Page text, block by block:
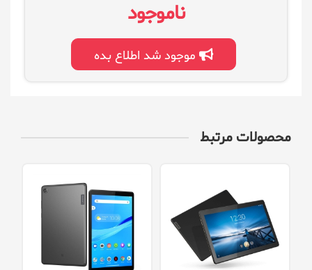
ناموجود
موجود شد اطلاع بده
محصولات مرتبط